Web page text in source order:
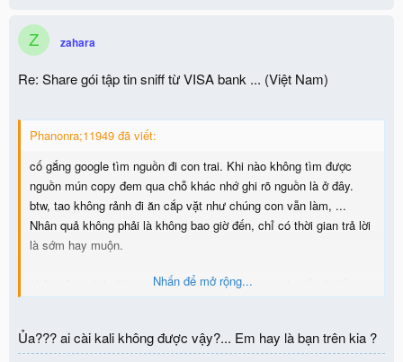
Z zahara
Re: Share gói tập tin sniff từ VISA bank ... (Việt Nam)
Phanonra;11949 đã viết:
cố gắng google tìm nguồn đi con trai. Khi nào không tìm được
nguồn mún copy đem qua chỗ khác nhớ ghi rõ nguồn là ở đây.
btw, tao không rảnh đi ăn cắp vặt như chúng con vẫn làm, ...
Nhân quả không phải là không bao giờ đến, chỉ có thời gian trả lời
là sớm hay muộn.
nhân tiện, cái kali linux cài mãi không xong, google tiếp đi tiếng
Nhấn để mở rộng...
Ủa??? ai cài kali không được vậy?... Em hay là bạn trên kia ?